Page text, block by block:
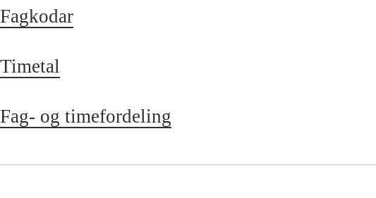
Fagkodar
Timetal
Fag- og timefordeling